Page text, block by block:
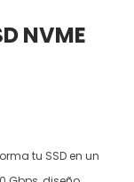
NVME
tu SSD en un